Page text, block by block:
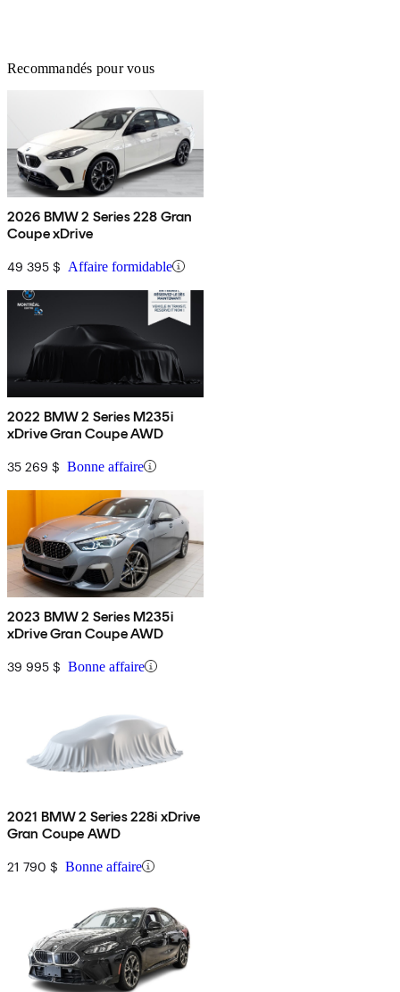
Recommandés pour vous
2026 BMW 2 Series 228 Gran
Coupe xDrive
49 395 $ Affaire formidable
2022 BMW 2 Series M235i
xDrive Gran Coupe AWD
35 269 $ Bonne affaire
2023 BMW 2 Series M235i
xDrive Gran Coupe AWD
39 995 $ Bonne affaire
2021 BMW 2 Series 228i xDrive
Gran Coupe AWD
21 790 $ Bonne affaire